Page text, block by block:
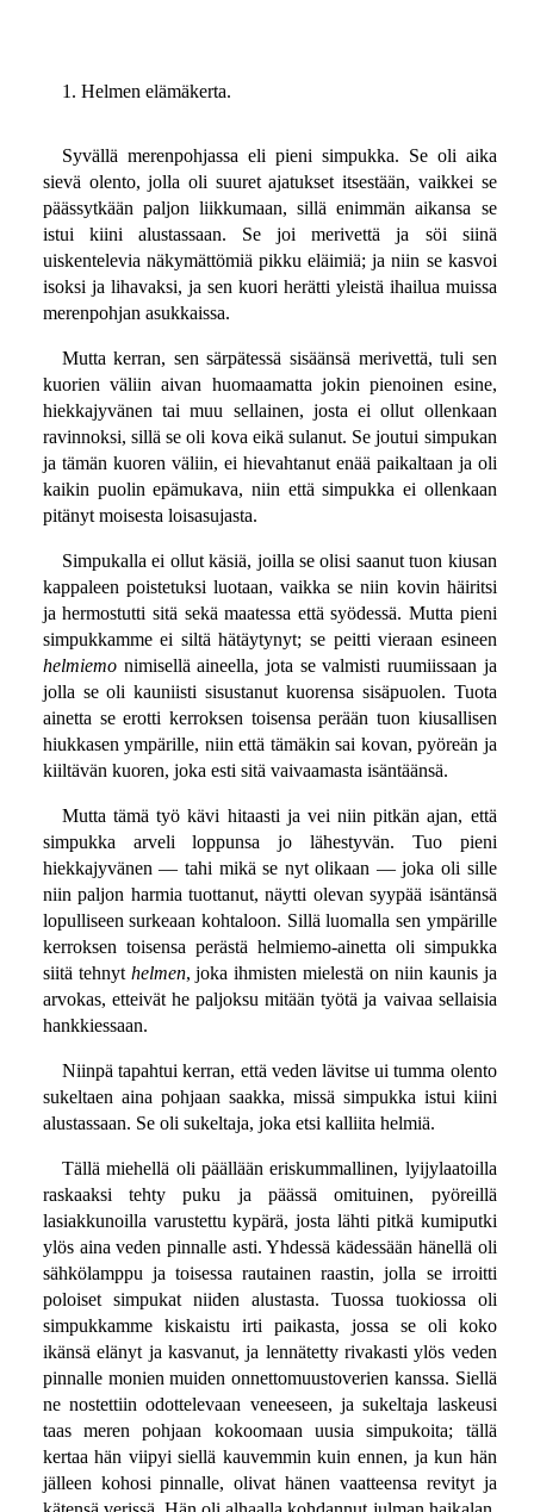
1. Helmen elämäkerta.
Syvällä merenpohjassa eli pieni simpukka. Se oli aika
sievä olento, jolla oli suuret ajatukset itsestään, vaikkei se
päässytkään paljon liikkumaan, sillä enimmän aikansa se
istui kiini alustassaan. Se joi merivettä ja söi siinä
uiskentelevia näkymättömiä pikku eläimiä; ja niin se kasvoi
isoksi ja lihavaksi, ja sen kuori herätti yleistä ihailua muissa
merenpohjan asukkaissa.
Mutta kerran, sen särpätessä sisäänsä merivettä, tuli sen
kuorien väliin aivan huomaamatta jokin pienoinen esine,
hiekkajyvänen tai muu sellainen, josta ei ollut ollenkaan
ravinnoksi, sillä se oli kova eikä sulanut. Se joutui simpukan
ja tämän kuoren väliin, ei hievahtanut enää paikaltaan ja oli
kaikin puolin epämukava, niin että simpukka ei ollenkaan
pitänyt moisesta loisasujasta.
Simpukalla ei ollut käsiä, joilla se olisi saanut tuon kiusan
kappaleen poistetuksi luotaan, vaikka se niin kovin häiritsi
ja hermostutti sitä sekä maatessa että syödessä. Mutta pieni
simpukkamme ei siltä hätäytynyt; se peitti vieraan esineen
helmiemonimisellä aineella, jota se valmisti ruumiissaan ja
jolla se oli kauniisti sisustanut kuorensa sisäpuolen. Tuota
ainetta se erotti kerroksen toisensa perään tuon kiusallisen
hiukkasen ympärille, niin että tämäkin sai kovan, pyöreän ja
kiiltävän kuoren, joka esti sitä vaivaamasta isäntäänsä.
Mutta tämä työ kävi hitaasti ja vei niin pitkän ajan, että
simpukka arveli loppunsa jo lähestyvän. Tuo pieni
hiekkajyvänen — tahi mikä se nyt olikaan — joka oli sille
niin paljon harmia tuottanut, näytti olevan syypää isäntänsä
lopulliseen surkeaan kohtaloon. Sillä luomalla sen ympärille
kerroksen toisensa perästä helmiemo-ainetta oli simpukka
siitä tehnyt helmen, joka ihmisten mielestä on niin kaunis ja
arvokas, etteivät he paljoksu mitään työtä ja vaivaa sellaisia
hankkiessaan.
Niinpä tapahtui kerran, että veden lävitse ui tumma olento
sukeltaen aina pohjaan saakka, missä simpukka istui kiini
alustassaan. Se oli sukeltaja, joka etsi kalliita helmiä.
Tällä miehellä oli päällään eriskummallinen, lyijylaatoilla
raskaaksi tehty puku ja päässä omituinen, pyöreillä
lasiakkunoilla varustettu kypärä, josta lähti pitkä kumiputki
ylös aina veden pinnalle asti. Yhdessä kädessään hänellä oli
sähkölamppu ja toisessa rautainen raastin, jolla se irroitti
poloiset simpukat niiden alustasta. Tuossa tuokiossa oli
simpukkamme kiskaistu irti paikasta, jossa se oli koko
ikänsä elänyt ja kasvanut, ja lennätetty rivakasti ylös veden
pinnalle monien muiden onnettomuustoverien kanssa. Siellä
ne nostettiin odottelevaan veneeseen, ja sukeltaja laskeusi
taas meren pohjaan kokoomaan uusia simpukoita; tällä
kertaa hän viipyi siellä kauvemmin kuin ennen, ja kun hän
jälleen kohosi pinnalle, olivat hänen vaatteensa revityt ja